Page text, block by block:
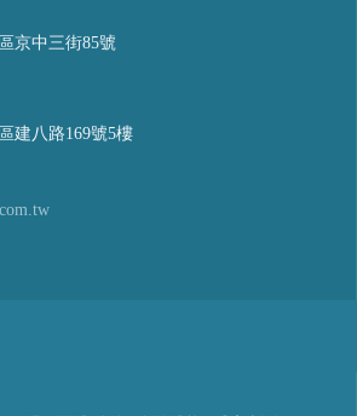
京中三街85號
建八路169號5樓